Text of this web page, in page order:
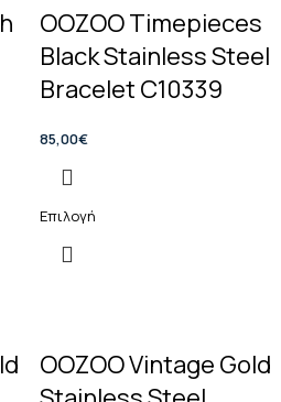
OOZOO Timepieces
Black Stainless Steel
Bracelet C10339
85,00€
Επιλογή
OOZOO Vintage Gold